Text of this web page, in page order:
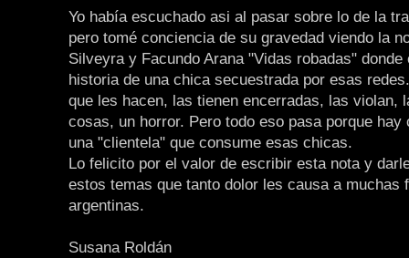
Yo había escuchado asi al pasar sobre lo de la
pero tomé conciencia de su gravedad viendo la
Silveyra y Facundo Arana "Vidas robadas" donde
historia de una chica secuestrada por esas
que les hacen, las tienen encerradas, las violan,
cosas, un horror. Pero todo eso pasa porque hay
una "clientela" que consume esas chicas.
Lo felicito por el valor de escribir esta nota y
estos temas que tanto dolor les causa a muchas
argentinas.
Susana Roldán